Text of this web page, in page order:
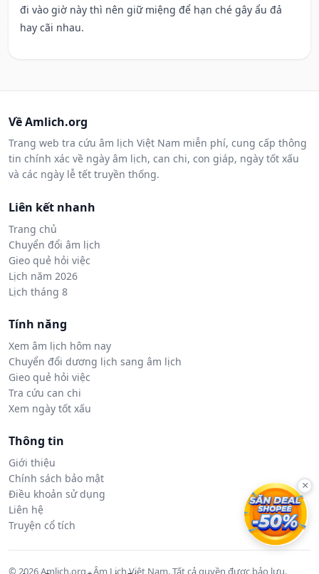
đi vào giờ này thì nên giữ miệng để hạn ché gây ẩu đả
hay cãi nhau.
Về Amlich.org
Trang web tra cứu âm lịch Việt Nam miễn phí, cung cấp thông
tin chính xác về ngày âm lịch, can chi, con giáp, ngày tốt xấu
và các ngày lễ tết truyền thống.
Liên kết nhanh
Trang chủ
Chuyển đổi âm lịch
Gieo quẻ hỏi việc
Lịch năm 2026
Lịch tháng 8
Tính năng
Xem âm lịch hôm nay
Chuyển đổi dương lịch sang âm lịch
Gieo quẻ hỏi việc
Tra cứu can chi
Xem ngày tốt xấu
Thông tin
Giới thiệu
Chính sách bảo mật
Điều khoản sử dụng
Liên hệ
Truyện cổ tích
© 2026 Amlich.org - Âm Lịch Việt Nam. Tất cả quyền được bảo lưu.
×